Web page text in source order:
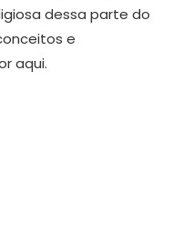
dessa parte do
e
aqui.